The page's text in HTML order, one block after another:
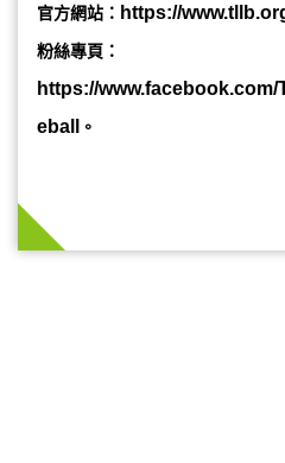
官方網站： https://
粉絲專頁：
https://
eball
。